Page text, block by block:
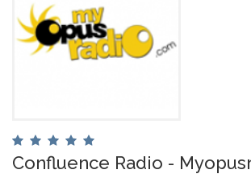
Confluence Radio -